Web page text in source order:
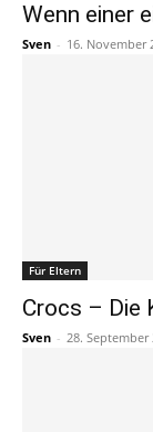
Wenn einer
Sven - 16. November
Für Eltern
Crocs – Die
Sven - 28. September